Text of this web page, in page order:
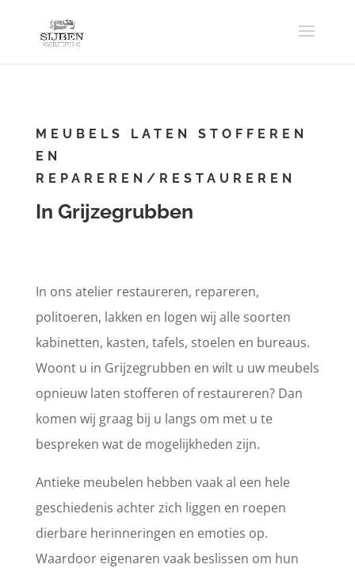
MEUBELS LATEN STOFFEREN
EN
REPAREREN/RESTAUREREN
In Grijzegrubben
In ons atelier restaureren, repareren,
politoeren, lakken en logen wij alle soorten
kabinetten, kasten, tafels, stoelen en bureaus.
Woont u in Grijzegrubben en wilt u uw meubels
opnieuw laten stofferen of restaureren? Dan
komen wij graag bij u langs om met u te
bespreken wat de mogelijkheden zijn.
Antieke meubelen hebben vaak al een hele
geschiedenis achter zich liggen en roepen
dierbare herinneringen en emoties op.
Waardoor eigenaren vaak beslissen om hun